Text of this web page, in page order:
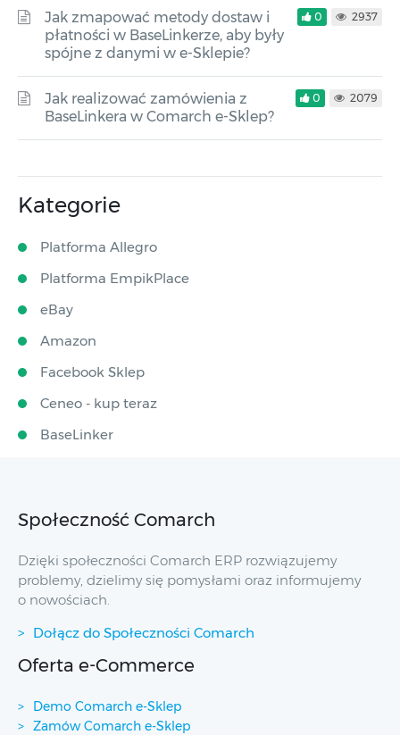
Jak zmapować metody dostaw i
płatności w BaseLinkerze, aby były
spójne z danymi w e-Sklepie?
0 2937
Jak realizować zamówienia z
BaseLinkera w Comarch e-Sklep?
0 2079
Kategorie
Platforma Allegro
Platforma EmpikPlace
eBay
Amazon
Facebook Sklep
Ceneo - kup teraz
BaseLinker
Społeczność Comarch
Dzięki społeczności Comarch ERP rozwiązujemy
problemy, dzielimy się pomysłami oraz informujemy
o nowościach.
Dołącz do Społeczności Comarch
Oferta e-Commerce
Demo Comarch e-Sklep
Zamów Comarch e-Sklep